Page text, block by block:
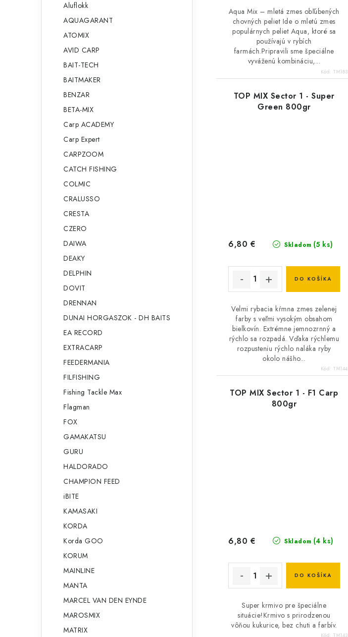
Aluflokk
AQUAGARANT
ATOMIX
AVID CARP
BAIT-TECH
BAITMAKER
BENZAR
BETA-MIX
Carp ACADEMY
Carp Expert
CARPZOOM
CATCH FISHING
COLMIC
CRALUSSO
CRESTA
CZERO
DAIWA
DEAKY
DELPHIN
DOVIT
DRENNAN
DUNAI HORGASZOK - DH BAITS
EA RECORD
EXTRACARP
FEEDERMANIA
FILFISHING
Fishing Tackle Max
Flagman
FOX
GAMAKATSU
GURU
HALDORADO
CHAMPION FEED
iBITE
KAMASAKI
KORDA
Korda GOO
KORUM
MAINLINE
MANTA
MARCEL VAN DEN EYNDE
MAROSMIX
MATRIX
Aqua Mix – mletá zmes obľúbených
chovných peliet Ide o mletú zmes
populárnych peliet Aqua, ktoré sa
používajú v rybích
farmách.Pripravili sme špeciálne
vyváženú kombináciu,...
Kód:TM183
TOP MIX Sector 1 - Super
Green 800gr
Skladom (5 ks)
6,80 €
DO KOŠÍKA
Velmi rybacia kŕmna zmes zelenej
farby s veľmi vysokým obsahom
bielkovín. Extrémne jemnozrnný a
rýchlo sa rozpadá. Vďaka rýchlemu
rozpusteniu rýchlo naláka ryby
okolo nášho...
Kód:TM144
TOP MIX Sector 1 - F1 Carp
800gr
Skladom (4 ks)
6,80 €
DO KOŠÍKA
Super krmivo pre špeciálne
situácie!Krmivo s prirodzenou
vôňou kukurice, bez chuti a farbív.
Kód:TM143